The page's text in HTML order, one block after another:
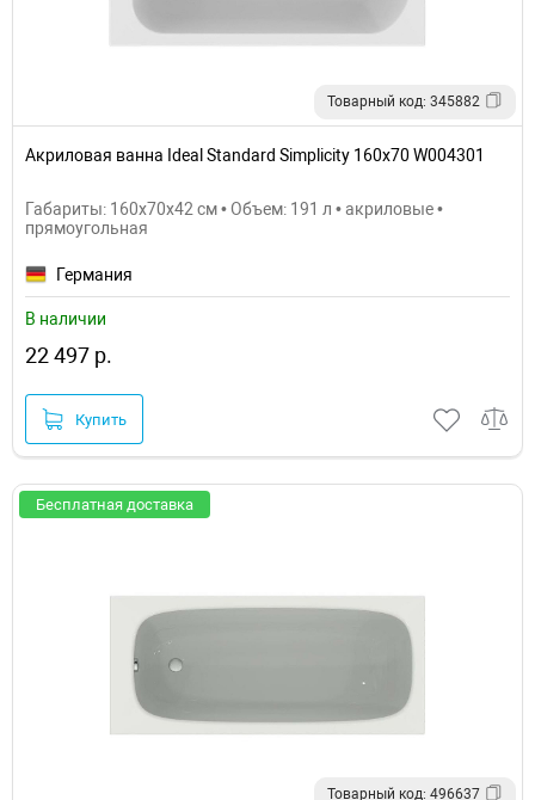
Товарный код: 345882
Акриловая ванна Ideal Standard Simplicity 160x70 W004301
Габариты: 160x70x42 см • Объем: 191 л • акриловые •
прямоугольная
Германия
В наличии
22 497 р.
Купить
Бесплатная доставка
Товарный код: 496637